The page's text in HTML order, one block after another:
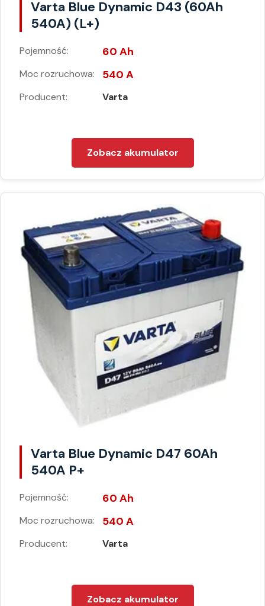
Varta Blue Dynamic D43 (60Ah
540A) (L+)
Pojemność: 60 Ah
Moc rozruchowa: 540 A
Producent: Varta
Zobacz akumulator
Varta Blue Dynamic D47 60Ah
540A P+
Pojemność: 60 Ah
Moc rozruchowa: 540 A
Producent: Varta
Zobacz akumulator